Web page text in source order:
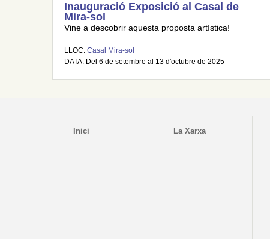
Inauguració Exposició al Casal de
Mira-sol
Vine a descobrir aquesta proposta artística!
LLOC: Casal Mira-sol
DATA: Del 6 de setembre al 13 d'octubre de 2025
Inici La Xarxa